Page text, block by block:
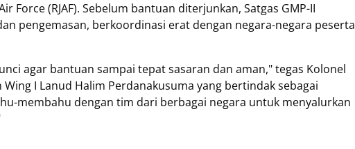
Force (RJAF). Sebelum bantuan diterjunkan, Satgas GMP-II
pengemasan, berkoordinasi erat dengan negara-negara peserta
agar bantuan sampai tepat sasaran dan aman," tegas Kolonel
I Lanud Halim Perdanakusuma yang bertindak sebagai
membahu dengan tim dari berbagai negara untuk menyalurkan